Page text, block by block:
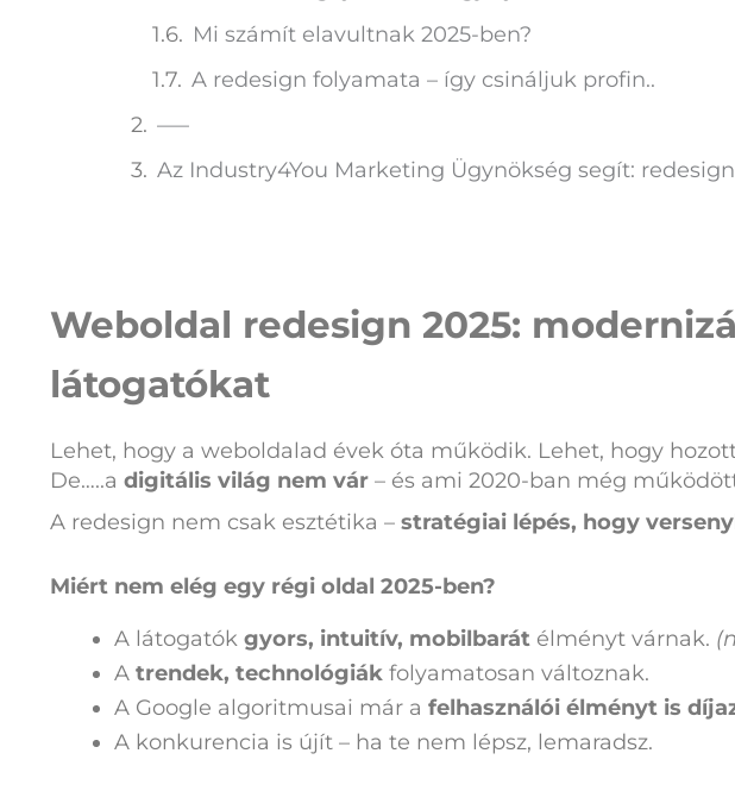
Mi számít elavultnak 2025-ben?
A redesign folyamata – így csináljuk profin..
—–
Az Industry4You Marketing Ügynökség segít:
Weboldal redesign 2025:
látogatókat
Lehet, hogy a weboldalad évek óta működik. Lehet, hogy
De…..a digitális világ nem vár – és ami 2020-ban még
A redesign nem csak esztétika – stratégiai lépés, hogy
Miért nem elég egy régi oldal 2025-ben?
A látogatók gyors, intuitív, mobilbarát élményt várnak.
A trendek, technológiák folyamatosan változnak.
A Google algoritmusai már a felhasználói élményt is
A konkurencia is újít – ha te nem lépsz, lemaradsz.